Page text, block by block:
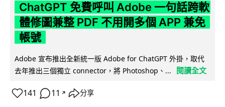
ChatGPT 免費呼叫 Adobe 一句話跨軟
體修圖兼整 PDF 不用開多個 APP 兼免
帳號
Adobe 宣布推出全新統一版 Adobe for ChatGPT 外掛，取代
去年推出三個獨立 connector，將 Photoshop、...
閱讀全文
141 11 ↗ 分享